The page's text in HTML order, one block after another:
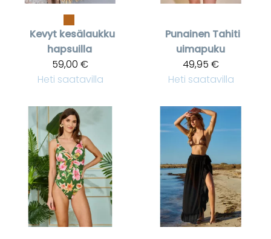
Kevyt kesälaukku
hapsuilla
59,00 €
Heti saatavilla
Punainen Tahiti
uimapuku
49,95 €
Heti saatavilla